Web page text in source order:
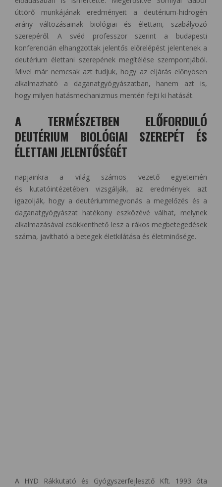
úttörő munkájának eredményeit a deutérium-hidrogén
arány változásainak biológiai és élettani, szabályozó
szerepéről. A svéd professzor szerint a budapesti
konferencián elhangzottak jelentős előrelépést jelentenek a
deutérium élettani szerepének megítélése szempontjából.
Mivel már nemcsak azt tudjuk, hogy az eljárás előnyösen
alkalmazható a daganatgyógyászatban, hanem azt is,
hogy milyen hatásmechanizmus mentén fejti ki hatását.
A TERMÉSZETBEN ELŐFORDULÓ
DEUTÉRIUM BIOLÓGIAI SZEREPÉT ÉS
ÉLETTANI JELENTŐSÉGÉT
napjainkra a világ számos vezető egyetemén
és kutatóintézetében vizsgálják, az eredmények azt
igazolják, hogy a deutériummegvonás a megelőzés és a
daganatgyógyászat hatékony eszközévé válhat, melynek
alkalmazásával csökkenthető lesz a rákos megbetegedések
száma, javítható a betegek életkilátása és életminősége.
A HYD Rákkutató és Gyógyszerfejlesztő Kft. 1993 óta